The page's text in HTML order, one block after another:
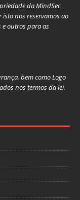
da MindSec
isto nos reservamos ao
outros para as
bem como Logo
nos termos da lei,